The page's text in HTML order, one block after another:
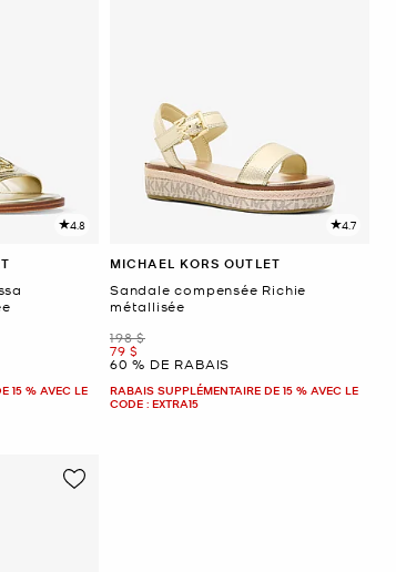
4.8
15 % AVEC LE
4.7
MICHAEL KORS OUTLET
Sandale compensée Richie
métallisée
était
198 $
maintenant
79 $
60 % DE RABAIS
RABAIS SUPPLÉMENTAIRE DE 15 % AVEC LE
CODE : EXTRA15